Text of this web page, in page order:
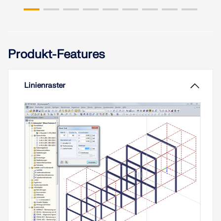
"Gutes Werkzeug, halbe Arbeit": Dieses Sprichwort
effektiver lässt sich diese lösen. Die Vielzahl und
Komplexität der heutigen Problemstellungen -
spezifisch zugeschnittener Lösungen.
Weiterlesen
Produkt-Features
Linienraster